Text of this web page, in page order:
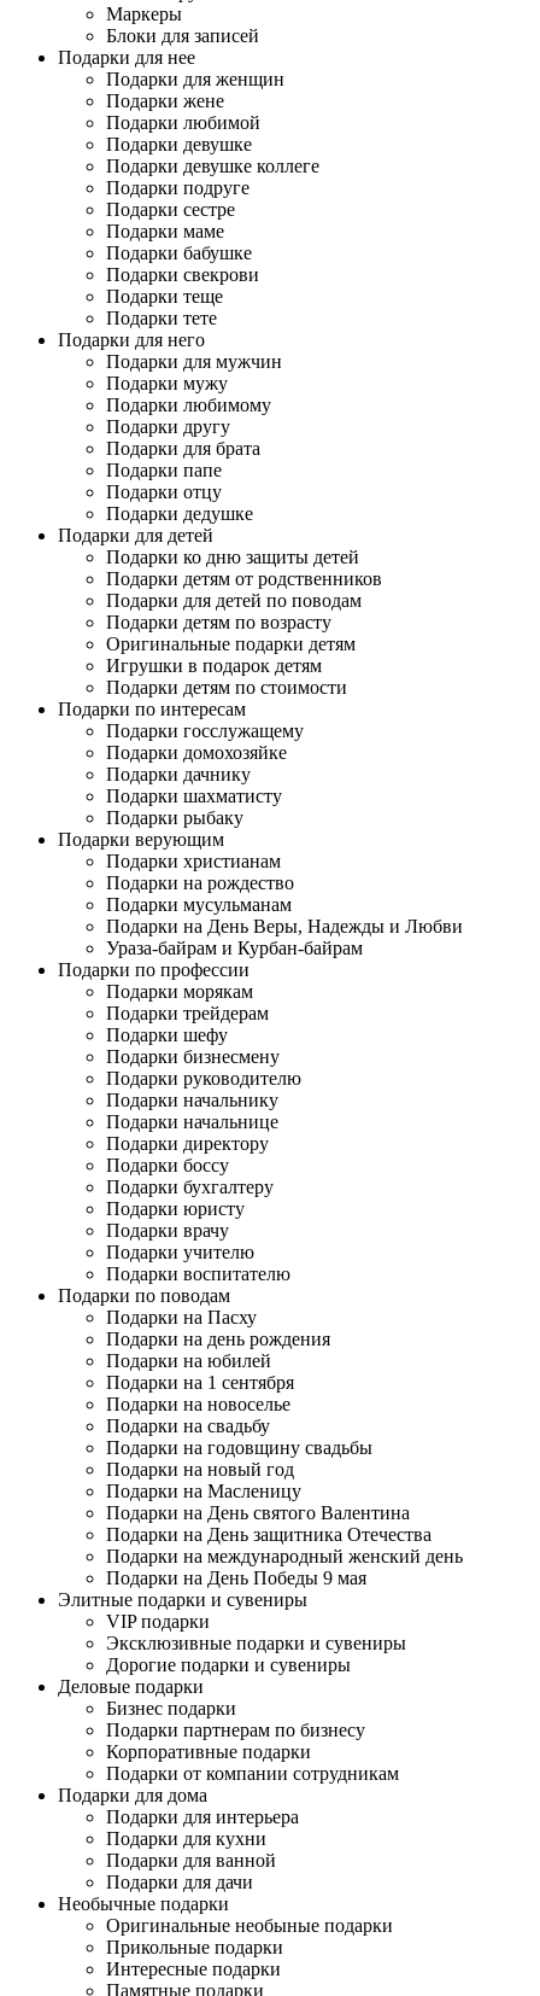
Маркеры
Блоки для записей
Подарки для нее
Подарки для женщин
Подарки жене
Подарки любимой
Подарки девушке
Подарки девушке коллеге
Подарки подруге
Подарки сестре
Подарки маме
Подарки бабушке
Подарки свекрови
Подарки теще
Подарки тете
Подарки для него
Подарки для мужчин
Подарки мужу
Подарки любимому
Подарки другу
Подарки для брата
Подарки папе
Подарки отцу
Подарки дедушке
Подарки для детей
Подарки ко дню защиты детей
Подарки детям от родственников
Подарки для детей по поводам
Подарки детям по возрасту
Оригинальные подарки детям
Игрушки в подарок детям
Подарки детям по стоимости
Подарки по интересам
Подарки госслужащему
Подарки домохозяйке
Подарки дачнику
Подарки шахматисту
Подарки рыбаку
Подарки верующим
Подарки христианам
Подарки на рождество
Подарки мусульманам
Подарки на День Веры, Надежды и Любви
Ураза-байрам и Курбан-байрам
Подарки по профессии
Подарки морякам
Подарки трейдерам
Подарки шефу
Подарки бизнесмену
Подарки руководителю
Подарки начальнику
Подарки начальнице
Подарки директору
Подарки боссу
Подарки бухгалтеру
Подарки юристу
Подарки врачу
Подарки учителю
Подарки воспитателю
Подарки по поводам
Подарки на Пасху
Подарки на день рождения
Подарки на юбилей
Подарки на 1 сентября
Подарки на новоселье
Подарки на свадьбу
Подарки на годовщину свадьбы
Подарки на новый год
Подарки на Масленицу
Подарки на День святого Валентина
Подарки на День защитника Отечества
Подарки на международный женский день
Подарки на День Победы 9 мая
Элитные подарки и сувениры
VIP подарки
Эксклюзивные подарки и сувениры
Дорогие подарки и сувениры
Деловые подарки
Бизнес подарки
Подарки партнерам по бизнесу
Корпоративные подарки
Подарки от компании сотрудникам
Подарки для дома
Подарки для интерьера
Подарки для кухни
Подарки для ванной
Подарки для дачи
Необычные подарки
Оригинальные необыные подарки
Прикольные подарки
Интересные подарки
Памятные подарки